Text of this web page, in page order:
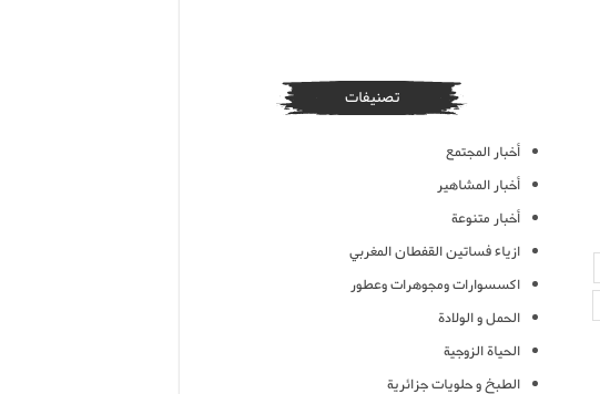
تصنيفات
أخبار المجتمع
أخبار المشاهير
أخبار متنوعة
ازياء فساتين القفطان المغربي
اكسسوارات ومجوهرات وعطور
الحمل و الولادة
الحياة الزوجية
الطبخ و حلويات جزائرية